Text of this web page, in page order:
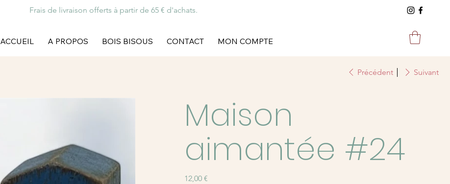
Frais de livraison offerts à partir de 65 € d'achats.
ACCUEIL A PROPOS BOIS BISOUS CONTACT MON COMPTE
Précédent Suivant
Maison
aimantée #24
Prix
12,00 €